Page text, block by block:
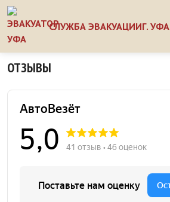
СЛУЖБА ЭВАКУАЦИИГ. УФА
ОТЗЫВЫ